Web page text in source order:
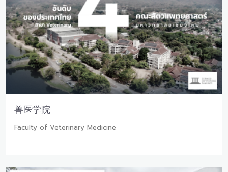
兽医学院
Faculty of Veterinary Medicine